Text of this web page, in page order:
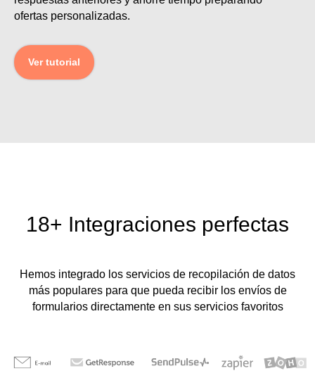
ofertas personalizadas.
Ver tutorial
18+ Integraciones perfectas
Hemos integrado los servicios de recopilación de datos
más populares para que pueda recibir los envíos de
formularios directamente en sus servicios favoritos